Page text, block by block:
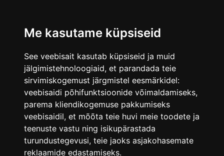
Me kasutame küpsiseid
See veebisait kasutab küpsiseid ja muid
jälgimistehnoloogiaid, et parandada teie
sirvimiskogemust järgmistel eesmärkidel:
veebisaidi põhifunktsioonide võimaldamiseks,
parema kliendikogemuse pakkumiseks
veebisaidil, et mõõta teie huvi meie toodete ja
teenuste vastu ning isikupärastada
turundustegevusi, teie jaoks asjakohasemate
reklaamide edastamiseks.